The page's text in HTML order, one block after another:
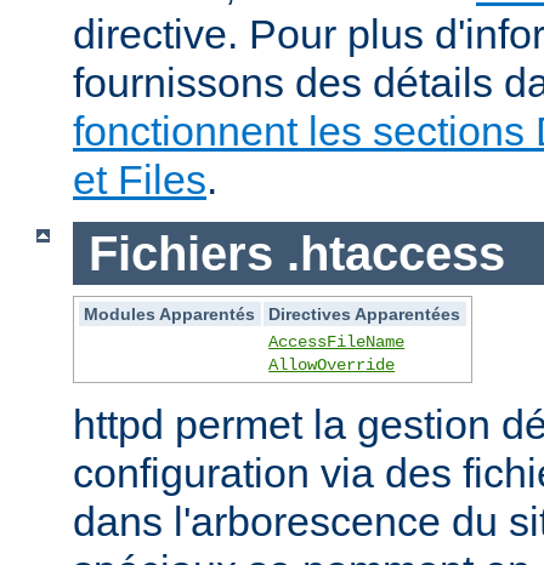
directive. Pour plus
fournissons des détails
fonctionnent les sections
et Files.
Fichiers .htaccess
Modules Apparentés
Directives Apparentées
AccessFileName
AllowOverride
httpd permet la gestion
configuration via des
dans l'arborescence du